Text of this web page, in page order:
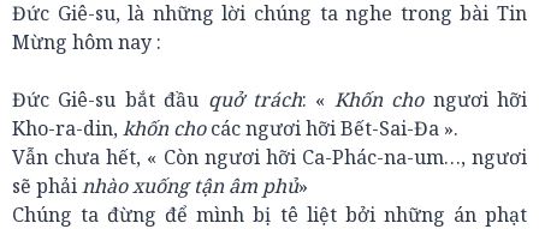
Đức Giê-su, là những lời chúng ta nghe trong bài Tin
Mừng hôm nay :
Đức Giê-su bắt đầu quở trách: « Khốn chongươi hỡi
Kho-ra-din,khốn chocác ngươi hỡi Bết-Sai-Đa ».
Vẫn chưa hết, « Còn ngươi hỡi Ca-Phác-na-um…, ngươi
sẽ phảinhào xuống tận âm phủ»
Chúng ta đừng để mình bị tê liệt bởi những án phạt